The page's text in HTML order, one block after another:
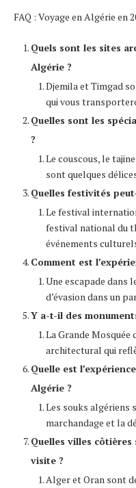
FAQ : Voyage en Algérie en
Quels sont les sites
Algérie ?
Djemila et Timgad
qui vous
Quelles sont les
?
Le couscous, le
sont quelques
Quelles festivités
Le festival
festival national du
événements
Comment est
Une escapade dans
d’évasion dans un
Y a-t-il des
La Grande Mosquée
architectural qui
Quelle est
Algérie ?
Les souks algériens
marchandage et la
Quelles villes
visite ?
Alger et Oran sont